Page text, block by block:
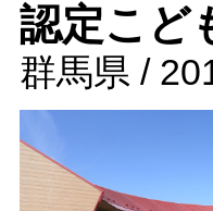
認定こど
群馬県 /